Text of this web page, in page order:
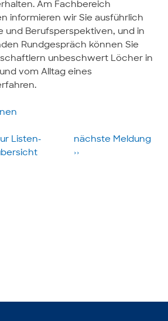
Am Fachbereich
informieren wir Sie ausführlich
und Berufsperspektiven, und in
Rundgespräch können Sie
unbeschwert Löcher in
vom Alltag eines
Listen­
nächste­ Meldung
››